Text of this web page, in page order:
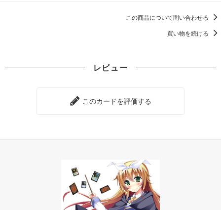
この商品について問い合わせる
買い物を続ける
レビュー
このカードを評価する